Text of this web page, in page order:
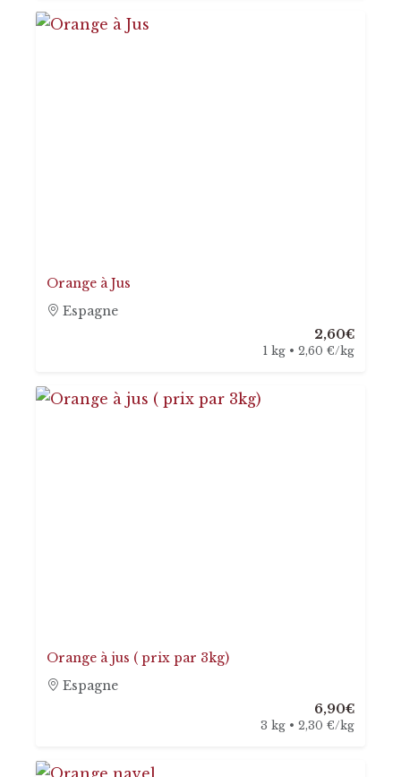
Orange à Jus
Espagne
2,60€
1 kg • 2,60 €/kg
Orange à jus ( prix par 3kg)
Espagne
6,90€
3 kg • 2,30 €/kg